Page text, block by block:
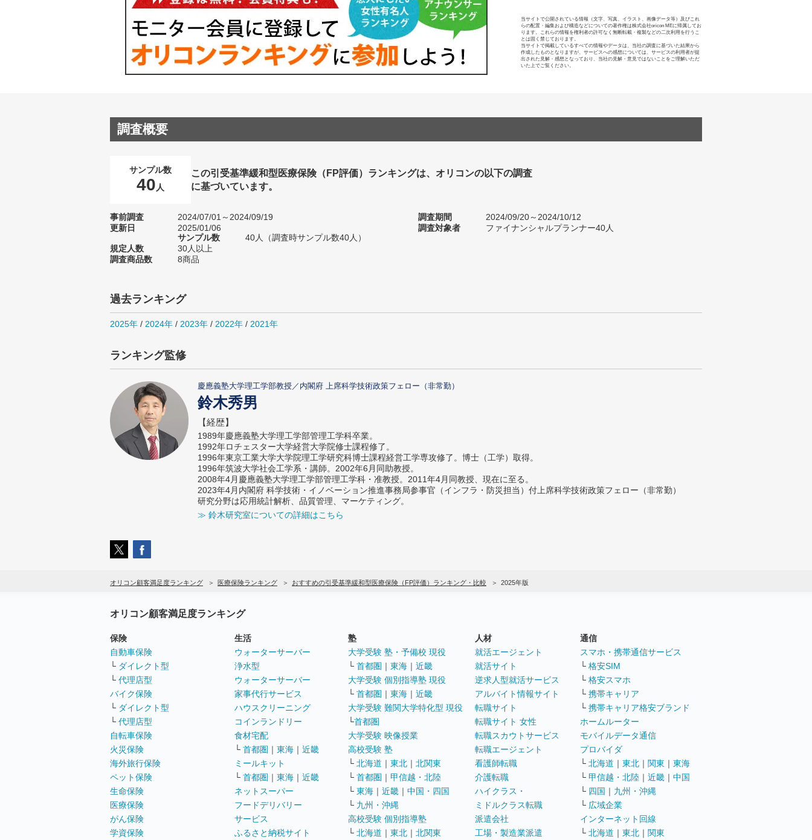
当サイトで公開されている情報（文字、写真、イラスト、画像データ等）及びこれ
らの配置・編集および構造などについての著作権は株式会社oricon MEに帰属してお
ります。これらの情報を権利者の許可なく無断転載・複製などの二次利用を行うこ
とは固く禁じております。
当サイトで掲載しているすべての情報やデータは、当社の調査に基づいた結果から
作成したものとなりますが、サービスへの感想については、サービスの利用者が提
出された見解・感想となっており、当社の見解・意見ではないことをご理解いただ
いた上でご覧ください。
調査概要
サンプル数
40 人
この引受基準緩和型医療保険（FP評価）ランキングは、オリコンの以下の調査
に基づいています。
事前調査
2024/07/01～2024/09/19
更新日
2025/01/06
サンプル数
40人（調査時サンプル数40人）
規定人数
30人以上
調査商品数
8商品
調査期間
2024/09/20～2024/10/12
調査対象者
ファイナンシャルプランナー40人
過去ランキング
2025年 / 2024年 / 2023年 / 2022年 / 2021年
ランキング監修
慶應義塾大学理工学部教授／内閣府 上席科学技術政策フェロー（非常勤）
鈴木秀男
【経歴】
1989年慶應義塾大学理工学部管理工学科卒業。
1992年ロチェスター大学経営大学院修士課程修了。
1996年東京工業大学大学院理工学研究科博士課程経営工学専攻修了。博士（工学）取得。
1996年筑波大学社会工学系・講師。2002年6月同助教授。
2008年4月慶應義塾大学理工学部管理工学科・准教授。2011年4月同教授、現在に至る。
2023年4月内閣府 科学技術・イノベーション推進事務局参事官（インフラ・防災担当）付上席科学技術政策フェロー（非常勤）
研究分野は応用統計解析、品質管理、マーケティング。
≫ 鈴木研究室についての詳細はこちら
オリコン顧客満足度ランキング 医療保険ランキング おすすめの引受基準緩和型医療保険（FP評価）ランキング・比較 2025年版
オリコン顧客満足度ランキング
保険
自動車保険
└ ダイレクト型
└ 代理店型
バイク保険
└ ダイレクト型
└ 代理店型
自転車保険
火災保険
海外旅行保険
ペット保険
生命保険
医療保険
がん保険
学資保険
生活
ウォーターサーバー
浄水型
ウォーターサーバー
家事代行サービス
ハウスクリーニング
コインランドリー
食材宅配
└ 首都圏 ｜ 東海 ｜ 近畿
ミールキット
└ 首都圏 ｜ 東海 ｜ 近畿
ネットスーパー
フードデリバリー
サービス
ふるさと納税サイト
塾
大学受験 塾・予備校 現役
└ 首都圏 ｜ 東海 ｜ 近畿
大学受験 個別指導塾 現役
└ 首都圏 ｜ 東海 ｜ 近畿
大学受験 難関大学特化型 現役
└首都圏
大学受験 映像授業
高校受験 塾
└ 北海道 ｜ 東北 ｜ 北関東
└ 首都圏 ｜ 甲信越・北陸
└ 東海 ｜ 近畿 ｜ 中国・四国
└ 九州・沖縄
高校受験 個別指導塾
└ 北海道 ｜ 東北 ｜ 北関東
人材
就活エージェント
就活サイト
逆求人型就活サービス
アルバイト情報サイト
転職サイト
転職サイト 女性
転職スカウトサービス
転職エージェント
看護師転職
介護転職
ハイクラス・
ミドルクラス転職
派遣会社
工場・製造業派遣
通信
スマホ・携帯通信サービス
└ 格安SIM
└ 格安スマホ
└ 携帯キャリア
└ 携帯キャリア格安ブランド
ホームルーター
モバイルデータ通信
プロバイダ
└ 北海道 ｜ 東北 ｜ 関東 ｜ 東海
└ 甲信越・北陸 ｜ 近畿 ｜ 中国
└ 四国 ｜ 九州・沖縄
└ 広域企業
インターネット回線
└ 北海道 ｜ 東北 ｜ 関東